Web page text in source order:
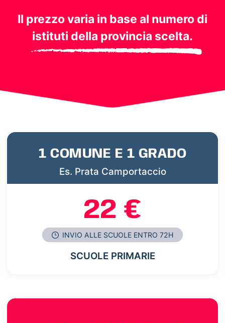
Il prezzo varia in base al numero di
istituti della provincia scelta.
1 COMUNE E 1 GRADO
Es. Prata Camportaccio
22 €
INVIO ALLE SCUOLE ENTRO 72H
SCUOLE PRIMARIE